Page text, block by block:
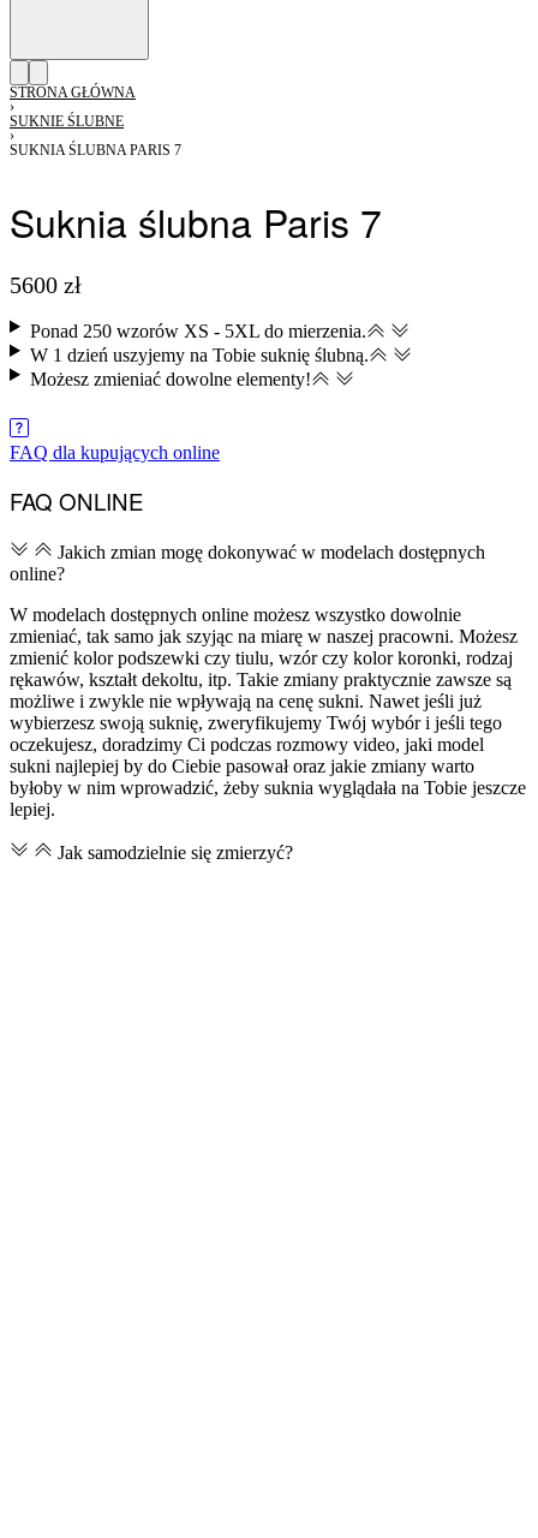
STRONA GŁÓWNA
›
SUKNIE ŚLUBNE
›
SUKNIA ŚLUBNA PARIS 7
Suknia ślubna Paris 7
5600 zł
Ponad 250 wzorów XS - 5XL do mierzenia.
W 1 dzień uszyjemy na Tobie suknię ślubną.
Możesz zmieniać dowolne elementy​!
FAQ dla kupujących online
FAQ ONLINE
Jakich zmian mogę dokonywać w modelach dostępnych
online?
W modelach dostępnych online możesz wszystko dowolnie
zmieniać, tak samo jak szyjąc na miarę w naszej pracowni. Możesz
zmienić kolor podszewki czy tiulu, wzór czy kolor koronki, rodzaj
rękawów, kształt dekoltu, itp. Takie zmiany praktycznie zawsze są
możliwe i zwykle nie wpływają na cenę sukni. Nawet jeśli już
wybierzesz swoją suknię, zweryfikujemy Twój wybór i jeśli tego
oczekujesz, doradzimy Ci podczas rozmowy video, jaki model
sukni najlepiej by do Ciebie pasował oraz jakie zmiany warto
byłoby w nim wprowadzić, żeby suknia wyglądała na Tobie jeszcze
lepiej.
Jak samodzielnie się zmierzyć?